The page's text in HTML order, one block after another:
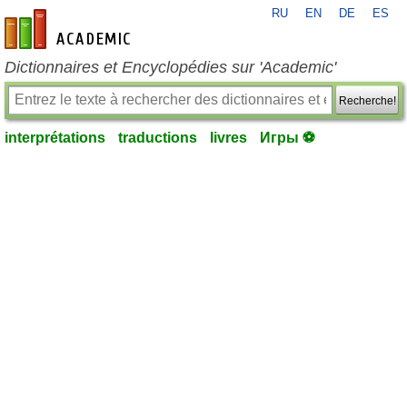
fr-academic.com
RU EN DE ES
Dictionnaires et Encyclopédies sur 'Academic'
Recherche!
interprétations traductions livres Игры ⚽